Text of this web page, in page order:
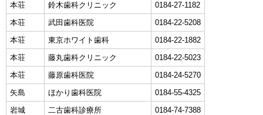
本荘
鈴木歯科クリニック
0184-27-1182
本荘
武田歯科医院
0184-22-5208
本荘
東京ホワイト歯科
0184-22-1882
本荘
藤丸歯科クリニック
0184-22-5023
本荘
藤原歯科医院
0184-24-5270
矢島
ほかり歯科医院
0184-55-4325
岩城
二古歯科診療所
0184-74-7388